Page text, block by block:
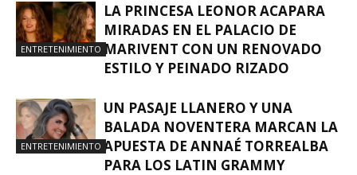
ENTRETENIMIENTO
LA PRINCESA LEONOR ACAPARA
MIRADAS EN EL PALACIO DE
MARIVENT CON UN RENOVADO
ESTILO Y PEINADO RIZADO
ENTRETENIMIENTO
UN PASAJE LLANERO Y UNA
BALADA NOVENTERA MARCAN LA
APUESTA DE ANNAÉ TORREALBA
PARA LOS LATIN GRAMMY